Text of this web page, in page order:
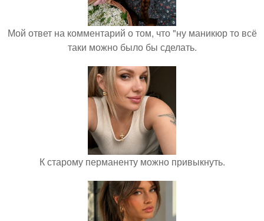
Мой ответ на комментарий о том, что "ну маникюр то всё
таки можно было бы сделать.
К старому перманенту можно привыкнуть.